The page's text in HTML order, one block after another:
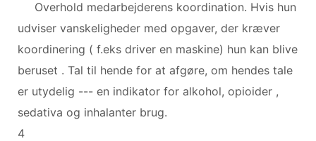
Overhold medarbejderens koordination. Hvis hun
udviser vanskeligheder med opgaver, der kræver
koordinering ( f.eks driver en maskine) hun kan blive
beruset . Tal til hende for at afgøre, om hendes tale
er utydelig --- en indikator for alkohol, opioider ,
sedativa og inhalanter brug.
4